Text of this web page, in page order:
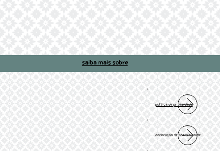
Política de Privacidade
Declaração de acessibilidade
Saiba mais sobre